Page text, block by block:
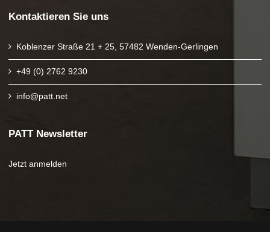
Kontaktieren Sie uns
Koblenzer Straße 21 + 25, 57482 Wenden-Gerlingen
+49 (0) 2762 9230
info@patt.net
PATT Newsletter
Jetzt anmelden